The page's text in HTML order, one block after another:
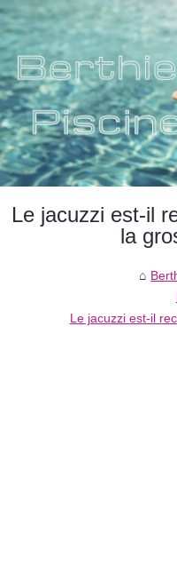
Le jacuzzi est-il
la
Le jacuzzi est-il